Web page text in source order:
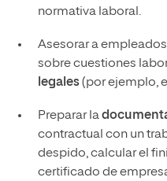
normativa laboral.
Asesorar a
sobre cuestiones
legales(por ejemplo,
Preparar la
contractual con un
despido, calcular el
certificado de